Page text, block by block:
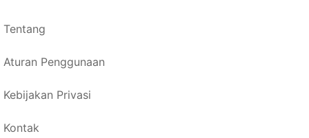
Tentang
Aturan Penggunaan
Kebijakan Privasi
Kontak